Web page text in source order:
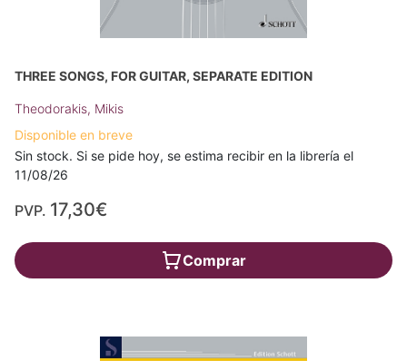
THREE SONGS, FOR GUITAR, SEPARATE EDITION
Theodorakis, Mikis
Disponible en breve
Sin stock. Si se pide hoy, se estima recibir en la librería el
11/08/26
PVP. 17,30€
Comprar